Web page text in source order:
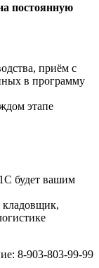
постоянную
приём с
в программу
этапе
будет вашим
8-903-803-99-99